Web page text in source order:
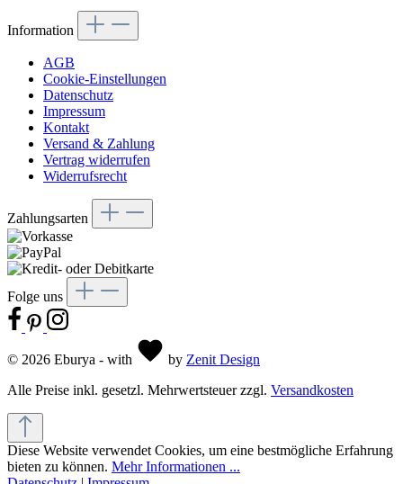
Information
AGB
Cookie-Einstellungen
Datenschutz
Impressum
Kontakt
Versand & Zahlung
Vertrag widerrufen
Widerrufsrecht
Zahlungsarten
Folge uns
© 2026 Eburya - with by Zenit Design
Alle Preise inkl. gesetzl. Mehrwertsteuer zzgl. Versandkosten
Diese Website verwendet Cookies, um eine bestmögliche Erfahrung
bieten zu können. Mehr Informationen ...